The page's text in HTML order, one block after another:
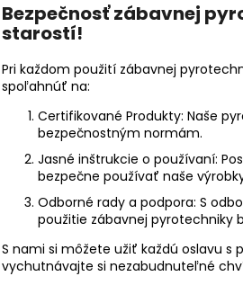
Bezpečnosť zábavnej
starostí!
Pri každom použití zábavnej
spoľahnúť na:
Certifikované Produkty: Naše
bezpečnostným normám.
Jasné inštrukcie o používaní:
bezpečne používať naše
Odborné rady a podpora: S
použitie zábavnej pyrotechniky
S nami si môžete užiť každú oslavu
vychutnávajte si nezabudnuteľné